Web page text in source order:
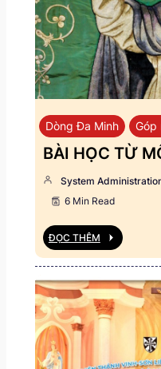
Dòng Đa Minh Góp
BÀI HỌC TỪ
System
6 Min Read
ĐỌC THÊM